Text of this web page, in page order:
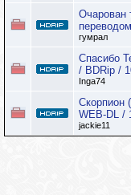
Очарован
переводом
гумрал
Спасибо
/ BDRip /
Inga74
Скорпион
WEB-DL /
jackie11